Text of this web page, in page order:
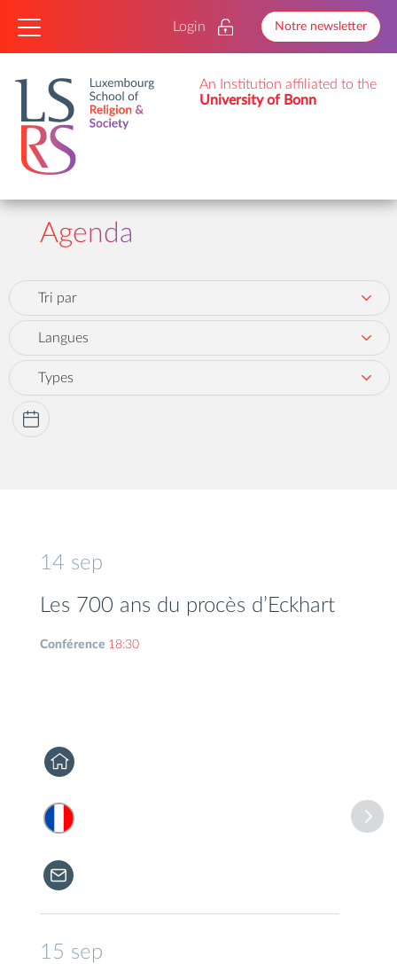
An Institution affiliated to the
University of Bonn
Login Notre newsletter
Agenda
Tri par
Langues
Types
14 sep
Les 700 ans du procès d’Eckhart
Conférence 18:30
15 sep